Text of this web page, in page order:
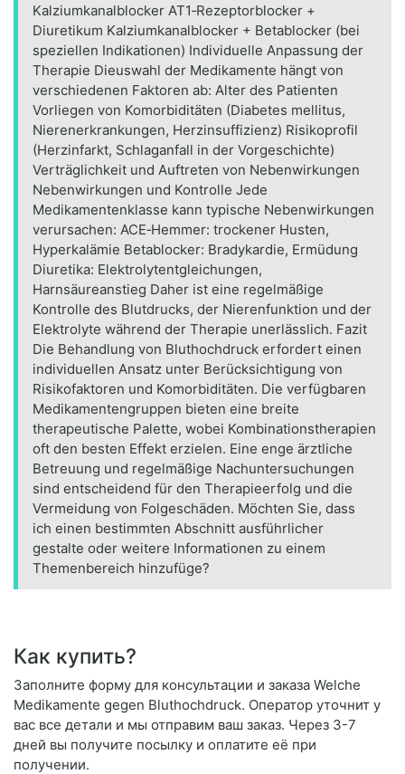
Kalziumkanalblocker AT1‑Rezeptorblocker +
Diuretikum Kalziumkanalblocker + Betablocker (bei
speziellen Indikationen) Individuelle Anpassung der
Therapie Dieuswahl der Medikamente hängt von
verschiedenen Faktoren ab: Alter des Patienten
Vorliegen von Komorbiditäten (Diabetes mellitus,
Nierenerkrankungen, Herzinsuffizienz) Risikoprofil
(Herzinfarkt, Schlaganfall in der Vorgeschichte)
Verträglichkeit und Auftreten von Nebenwirkungen
Nebenwirkungen und Kontrolle Jede
Medikamentenklasse kann typische Nebenwirkungen
verursachen: ACE‑Hemmer: trockener Husten,
Hyperkalämie Betablocker: Bradykardie, Ermüdung
Diuretika: Elektrolytentgleichungen,
Harnsäureanstieg Daher ist eine regelmäßige
Kontrolle des Blutdrucks, der Nierenfunktion und der
Elektrolyte während der Therapie unerlässlich. Fazit
Die Behandlung von Bluthochdruck erfordert einen
individuellen Ansatz unter Berücksichtigung von
Risikofaktoren und Komorbiditäten. Die verfügbaren
Medikamentengruppen bieten eine breite
therapeutische Palette, wobei Kombinationstherapien
oft den besten Effekt erzielen. Eine enge ärztliche
Betreuung und regelmäßige Nachuntersuchungen
sind entscheidend für den Therapieerfolg und die
Vermeidung von Folgeschäden. Möchten Sie, dass
ich einen bestimmten Abschnitt ausführlicher
gestalte oder weitere Informationen zu einem
Themenbereich hinzufüge?
Как купить?
Заполните форму для консультации и заказа Welche
Medikamente gegen Bluthochdruck. Оператор уточнит у
вас все детали и мы отправим ваш заказ. Через 3-7
дней вы получите посылку и оплатите её при
получении.